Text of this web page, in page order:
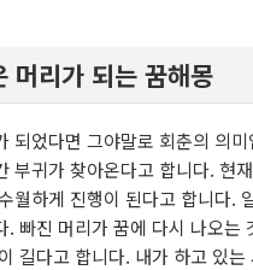
머리가 되는 꿈해몽
되었다면 그야말로 회춘의 의미
부귀가 찾아온다고 합니다. 현
월하게 진행이 된다고 합니다.
. 빠진 머리가 꿈에 다시 나오는
길다고 합니다. 내가 하고 있는